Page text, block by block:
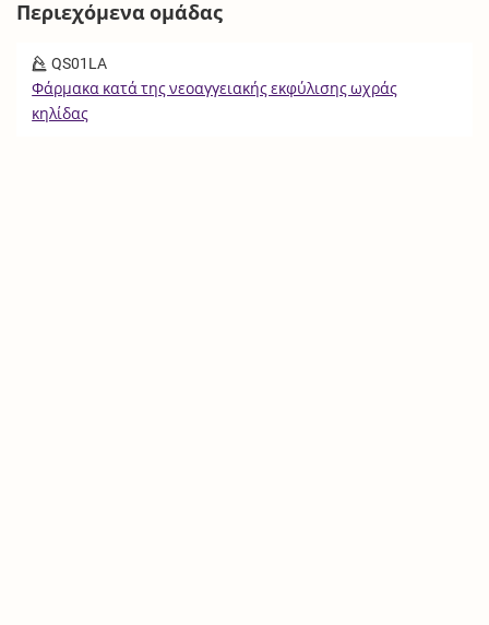
Περιεχόμενα ομάδας
QS01LA
Φάρμακα κατά της νεοαγγειακής εκφύλισης ωχράς
κηλίδας